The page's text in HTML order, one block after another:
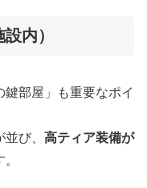
内）
部屋」も重要なポイ
び、 高ティア装備が